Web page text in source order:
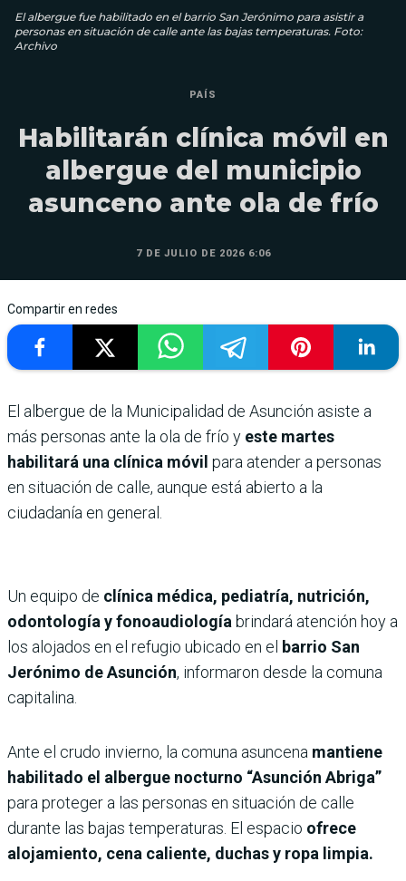
El albergue fue habilitado en el barrio San Jerónimo para asistir a
personas en situación de calle ante las bajas temperaturas. Foto:
Archivo
PAÍS
Habilitarán clínica móvil en
albergue del municipio
asunceno ante ola de frío
7 DE JULIO DE 2026 6:06
Compartir en redes
El albergue de la Municipalidad de Asunción asiste a
más personas ante la ola de frío y este martes
habilitará una clínica móvil para atender a personas
en situación de calle, aunque está abierto a la
ciudadanía en general.
Un equipo de clínica médica, pediatría, nutrición,
odontología y fonoaudiología brindará atención hoy a
los alojados en el refugio ubicado en el barrio San
Jerónimo de Asunción, informaron desde la comuna
capitalina.
Ante el crudo invierno, la comuna asuncena mantiene
habilitado el albergue nocturno “Asunción Abriga”
para proteger a las personas en situación de calle
durante las bajas temperaturas. El espacio ofrece
alojamiento, cena caliente, duchas y ropa limpia.